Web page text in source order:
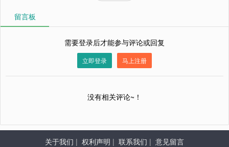
留言板
需要登录后才能参与评论或回复
立即登录 马上注册
没有相关评论~！
关于我们 | 权利声明 | 联系我们 | 意见留言